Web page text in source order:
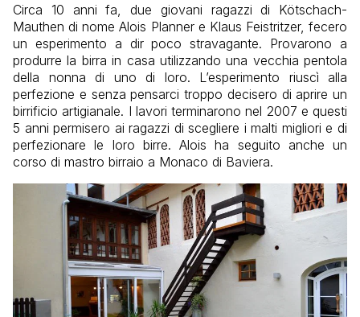
Circa 10 anni fa, due giovani ragazzi di Kötschach-
Mauthen di nome Alois Planner e Klaus Feistritzer, fecero
un esperimento a dir poco stravagante. Provarono a
produrre la birra in casa utilizzando una vecchia pentola
della nonna di uno di loro. L’esperimento riuscì alla
perfezione e senza pensarci troppo decisero di aprire un
birrificio artigianale. I lavori terminarono nel 2007 e questi
5 anni permisero ai ragazzi di scegliere i malti migliori e di
perfezionare le loro birre. Alois ha seguito anche un
corso di mastro birraio a Monaco di Baviera.